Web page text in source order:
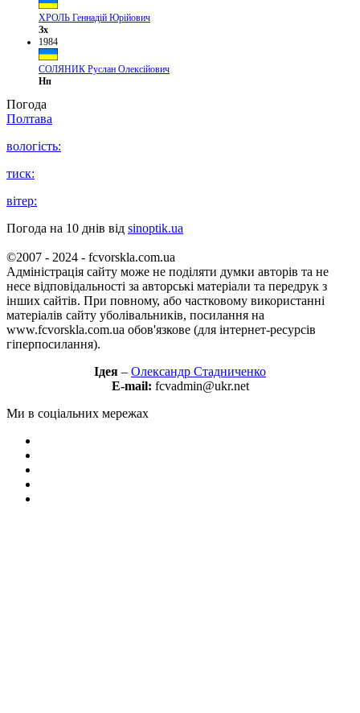
ХРОЛЬ Геннадій Юрійович
Зх
1984
СОЛЯНИК Руслан Олексійович
Нп
Погода
Полтава
вологість:
тиск:
вітер:
Погода на 10 днів від sinoptik.ua
©2007 - 2024 - fcvorskla.com.ua
Адміністрація сайту може не поділяти думки авторів та не
несе відповідальності за авторські матеріали та передрук з
інших сайтів. При повному, або частковому використанні
матеріалів сайту уболівальників, посилання на
www.fcvorskla.com.ua обов'язкове (для інтернет-ресурсів
гіперпосилання).
Ідея – Олександр Стадниченко
E-mail: fcvadmin@ukr.net
Ми в соціальних мережах